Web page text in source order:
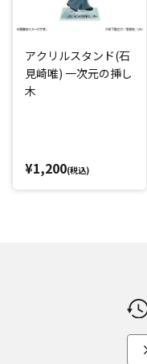
アクリルスタンド(石
見崎唯) 一次元の挿し
木
¥1,200(税込)